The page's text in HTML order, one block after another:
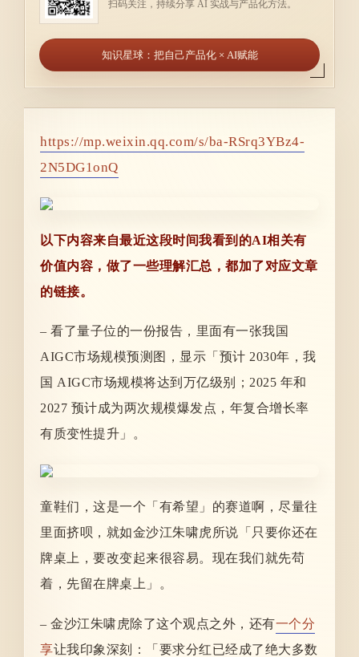
扫码关注，持续分享 AI 实战与产品化方法。
知识星球：把自己产品化 × AI赋能
https://mp.weixin.qq.com/s/ba-RSrq3YBz4-
2N5DG1onQ
以下内容来自最近这段时间我看到的AI相关有
价值内容，做了一些理解汇总，都加了对应文章
的链接。
– 看了量子位的一份报告，里面有一张我国
AIGC市场规模预测图，显示「预计 2030年，我
国 AIGC市场规模将达到万亿级别；2025 年和
2027 预计成为两次规模爆发点，年复合增长率
有质变性提升」。
童鞋们，这是一个「有希望」的赛道啊，尽量往
里面挤呗，就如金沙江朱啸虎所说「只要你还在
牌桌上，要改变起来很容易。现在我们就先苟
着，先留在牌桌上」。
– 金沙江朱啸虎除了这个观点之外，还有一个分
享让我印象深刻：「要求分红已经成了绝大多数